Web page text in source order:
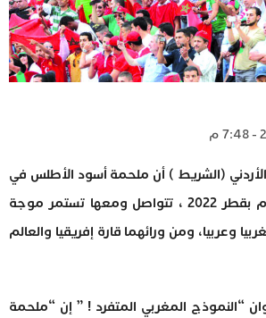
(الشريط ) أن ملحمة أسود الأطلس في
كأس العالم لكرة القدم بقطر 2022 ، تتواصل ومعها تستمر موجة
وعربيا، ومن ورائهما قارة إفريقيا والعالم
“النموذج المغربي المتفرد ! ” إن “ملحمة